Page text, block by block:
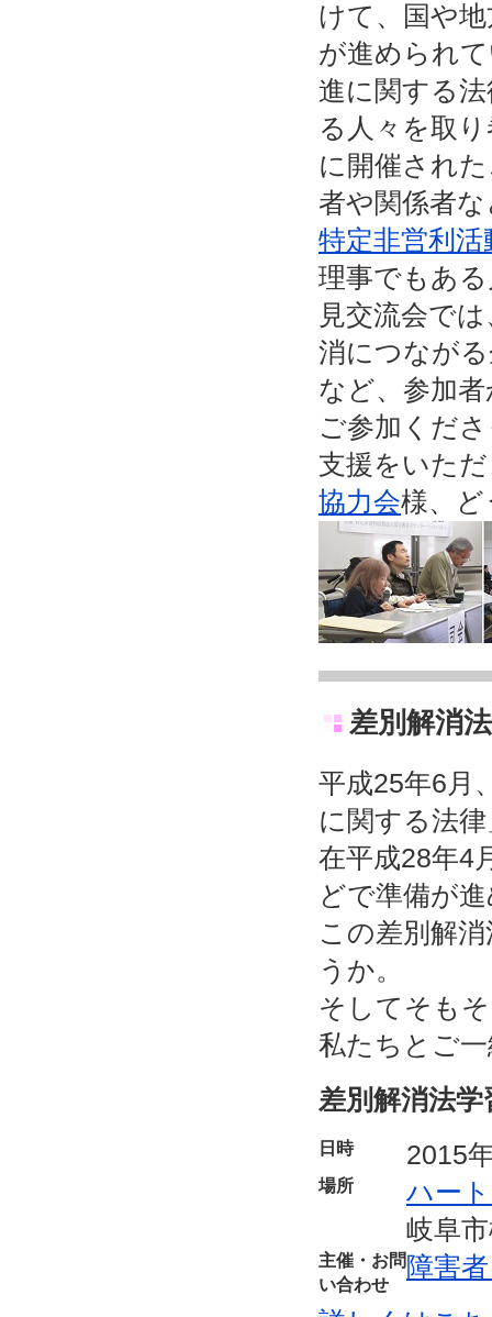
けて、国や
が進められ
進に関する
る人々を取
に開催され
者や関係者
特定非営利
理事でもあ
見交流会で
消につなが
など、参加
ご参加くだ
支援をいた
協力会様、
差別解消
平成25年6月
に関する法
在平成28年4
どで準備が
この差別解
うか。
そしてそも
私たちとご
差別解消法学
日時 2015
場所
ハー
岐阜
主催・お問
い合わせ
障害